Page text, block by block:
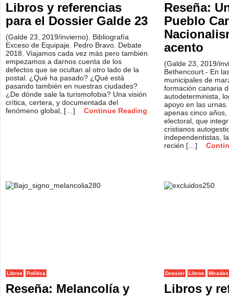
Libros y referencias
para el Dossier Galde 23
(Galde 23, 2019/invierno). Bibliografía
Exceso de Equipaje. Pedro Bravo. Debate
2018. Viajamos cada vez más pero también
empezamos a darnos cuenta de los
defectos que se ocultan al otro lado de la
postal. ¿Qué ha pasado? ¿Qué está
pasando también en nuestras ciudades?
¿De dónde sale la turismofobia? Una visión
crítica, certera, y documentada del
fenómeno global, […]
Continue Reading
Reseña:
Pueblo
acento
(Galde 23, 2019/
Bethencourt.- En
municipales de
formación canaria
autodeterminista,
apoyo en las
apenas cinco
electoral, que
cristianos
independentistas,
recién […]
Libros Política
Reseña: Melancolía y
Dossier Libros Miradas
Libros y